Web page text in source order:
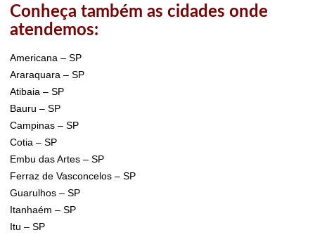
Conheça também as cidades onde
atendemos:
Americana – SP
Araraquara – SP
Atibaia – SP
Bauru – SP
Campinas – SP
Cotia – SP
Embu das Artes – SP
Ferraz de Vasconcelos – SP
Guarulhos – SP
Itanhaém – SP
Itu – SP